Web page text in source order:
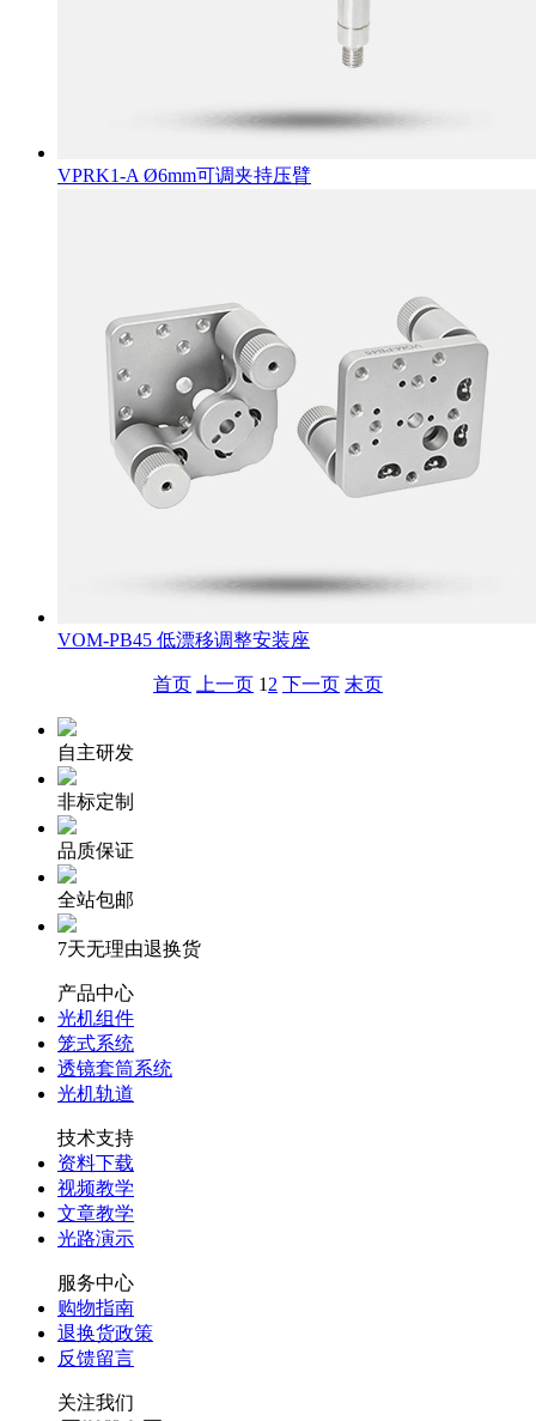
VPRK1-A Ø6mm可调夹持压臂
VOM-PB45 低漂移调整安装座
首页 上一页 12 下一页 末页
自主研发
非标定制
品质保证
全站包邮
7天无理由退换货
产品中心
光机组件
笼式系统
透镜套筒系统
光机轨道
技术支持
资料下载
视频教学
文章教学
光路演示
服务中心
购物指南
退换货政策
反馈留言
关注我们